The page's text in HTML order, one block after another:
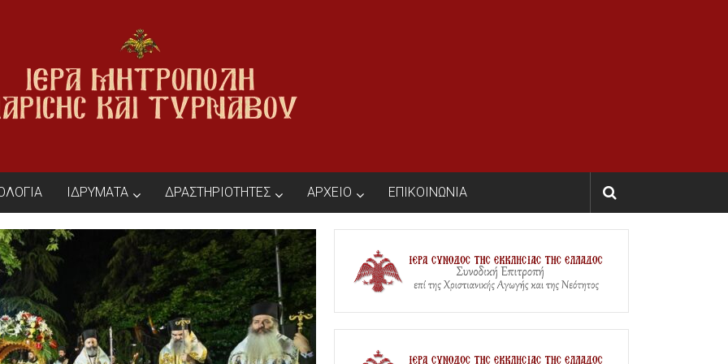
ΙΔΡΥΜΑΤΑ ΔΡΑΣΤΗΡΙΟΤΗΤΕΣ ΑΡΧΕΙΟ ΕΠΙΚΟΙΝΩΝΙΑ